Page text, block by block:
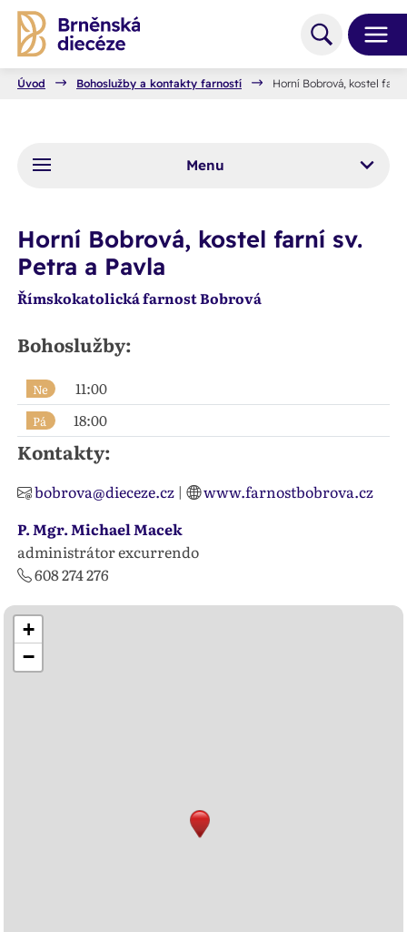
Úvod Bohoslužby a kontakty farností Horní Bobrová, kostel farní
Menu
Horní Bobrová, kostel farní sv.
Petra a Pavla
Římskokatolická farnost Bobrová
Bohoslužby:
Ne 11:00
Pá 18:00
Kontakty:
bobrova@dieceze.cz |
www.farnostbobrova.cz
P. Mgr. Michael Macek
administrátor excurrendo
608 274 276
+
−